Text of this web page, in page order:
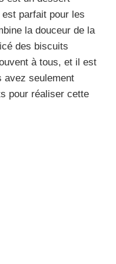
parfait pour les
la douceur de la
des biscuits
à tous, et il est
avez seulement
pour réaliser cette